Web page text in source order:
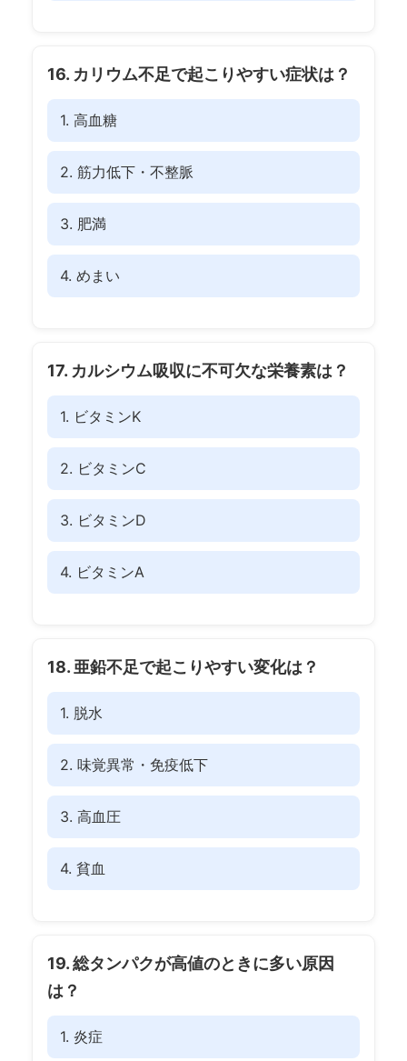
16. カリウム不足で起こりやすい症状は？
1. 高血糖
2. 筋力低下・不整脈
3. 肥満
4. めまい
17. カルシウム吸収に不可欠な栄養素は？
1. ビタミンK
2. ビタミンC
3. ビタミンD
4. ビタミンA
18. 亜鉛不足で起こりやすい変化は？
1. 脱水
2. 味覚異常・免疫低下
3. 高血圧
4. 貧血
19. 総タンパクが高値のときに多い原因
は？
1. 炎症